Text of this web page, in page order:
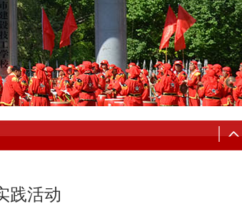
践活动